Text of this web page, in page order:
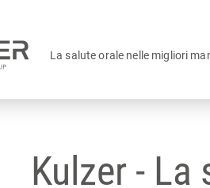
La salute orale nelle migliori
Kulzer -